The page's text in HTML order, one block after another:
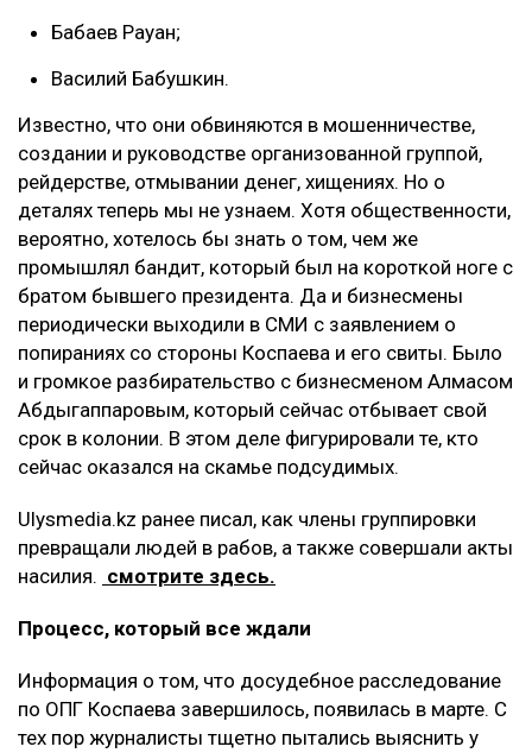
Бабаев Рауан;
Василий Бабушкин.
Известно, что они обвиняются в мошенничестве,
создании и руководстве организованной группой,
рейдерстве, отмывании денег, хищениях. Но о
деталях теперь мы не узнаем. Хотя общественности,
вероятно, хотелось бы знать о том, чем же
промышлял бандит, который был на короткой ноге с
братом бывшего президента. Да и бизнесмены
периодически выходили в СМИ с заявлением о
попираниях со стороны Коспаева и его свиты. Было
и громкое разбирательство с бизнесменом Алмасом
Абдыгаппаровым, который сейчас отбывает свой
срок в колонии. В этом деле фигурировали те, кто
сейчас оказался на скамье подсудимых.
Ulysmedia.kz ранее писал, как члены группировки
превращали людей в рабов, а также совершали акты
насилия. смотрите здесь.
Процесс, который все ждали
Информация о том, что досудебное расследование
по ОПГ Коспаева завершилось, появилась в марте. С
тех пор журналисты тщетно пытались выяснить у